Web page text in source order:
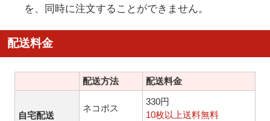
を、同時に注文することができません。
配送料金
配送方法 配送料金
自宅配送
ネコポス
330円
10枚以上送料無料